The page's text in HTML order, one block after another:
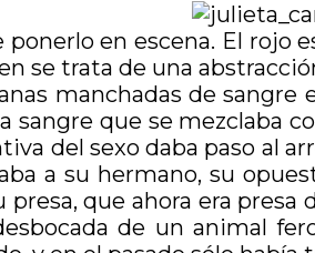
en escena. El
se trata de una
manchadas de sangre
sangre que se mezclaba
del sexo daba paso al
a su hermano, su
que ahora era
de un animal